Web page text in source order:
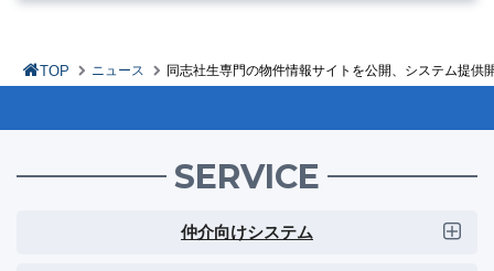
TOP ニュース 同志社生専門の物件情報サイトを公開、システム提供
SERVICE
仲介向けシステム